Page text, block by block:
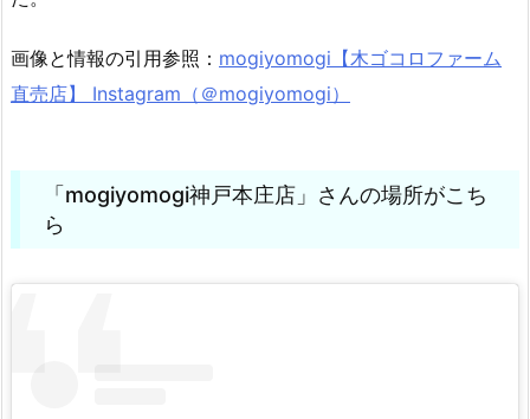
画像と情報の引用参照： mogiyomogi【木ゴコロファーム
直売店】 Instagram（＠mogiyomogi）
「mogiyomogi神戸本庄店」さんの場所がこち
ら